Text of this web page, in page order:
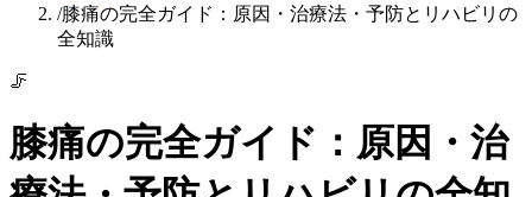
/膝痛の完全ガイド：原因・治療法・予防とリハビリの
全知識
🦵
膝痛の完全ガイド：原因・治